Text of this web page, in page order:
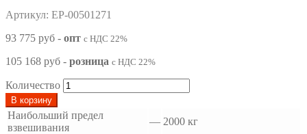
Артикул: EP-00501271
93 775 руб - опт с НДС 22%
105 168 руб - розница с НДС 22%
Количество
В корзину
Наибольший предел
взвешивания
— 2000 кг